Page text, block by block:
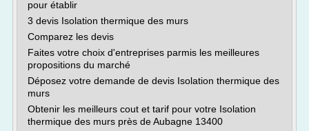
pour établir
3 devis Isolation thermique des murs
Comparez les devis
Faites votre choix d'entreprises parmis les meilleures
propositions du marché
Déposez votre demande de devis Isolation thermique des
murs
Obtenir les meilleurs cout et tarif pour votre Isolation
thermique des murs près de Aubagne 13400